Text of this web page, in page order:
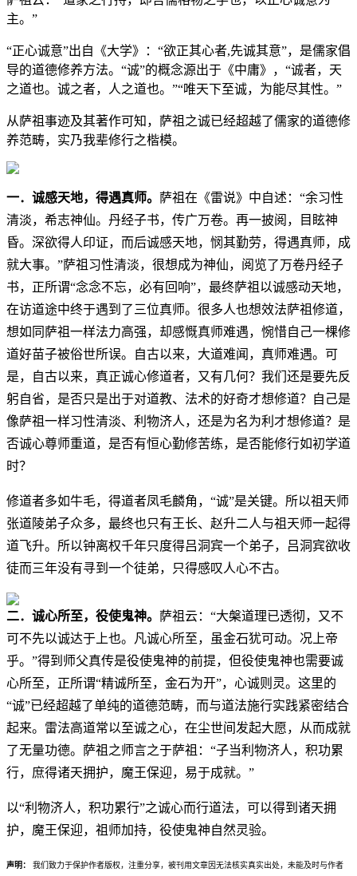
主。”
“正心诚意”出自《大学》：“欲正其心者,先诚其意”，是儒家倡
导的道德修养方法。“诚”的概念源出于《中庸》，“诚者，天
之道也。诚之者，人之道也。”“唯天下至诚，为能尽其性。”
从萨祖事迹及其著作可知，萨祖之诚已经超越了儒家的道德修
养范畴，实乃我辈修行之楷模。
一． 诚感天地，得遇真师。 萨祖在《雷说》中自述：“余习性
清淡，希志神仙。丹经子书，传广万卷。再一披阅，目眩神
昏。深欲得人印证，而后诚感天地，悯其勤劳，得遇真师，成
就大事。”萨祖习性清淡，很想成为神仙，阅览了万卷丹经子
书，正所谓“念念不忘，必有回响”，最终萨祖以诚感动天地，
在访道途中终于遇到了三位真师。很多人也想效法萨祖修道，
想如同萨祖一样法力高强，却感慨真师难遇，惋惜自己一棵修
道好苗子被俗世所误。自古以来，大道难闻，真师难遇。可
是，自古以来，真正诚心修道者，又有几何？我们还是要先反
躬自省，是否只是出于对道教、法术的好奇才想修道？自己是
像萨祖一样习性清淡、利物济人，还是为名为利才想修道？是
否诚心尊师重道，是否有恒心勤修苦练，是否能修行如初学道
时？
修道者多如牛毛，得道者凤毛麟角，“诚”是关键。所以祖天师
张道陵弟子众多，最终也只有王长、赵升二人与祖天师一起得
道飞升。所以钟离权千年只度得吕洞宾一个弟子，吕洞宾欲收
徒而三年没有寻到一个徒弟，只得感叹人心不古。
二． 诚心所至，役使鬼神。 萨祖云：“大槃道理已透彻，又不
可不先以诚达于上也。凡诚心所至，虽金石犹可动。况上帝
乎。”得到师父真传是役使鬼神的前提，但役使鬼神也需要诚
心所至，正所谓“精诚所至，金石为开”，心诚则灵。这里的
“诚”已经超越了单纯的道德范畴，而与道法施行实践紧密结合
起来。雷法高道常以至诚之心，在尘世间发起大愿，从而成就
了无量功德。萨祖之师言之于萨祖：“子当利物济人，积功累
行，庶得诸天拥护，魔王保迎，易于成就。”
以“利物济人，积功累行”之诚心而行道法，可以得到诸天拥
护，魔王保迎，祖师加持，役使鬼神自然灵验。
声明： 我们致力于保护作者版权，注重分享，被刊用文章因无法核实真实出处，未能及时与作者